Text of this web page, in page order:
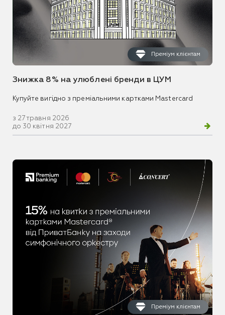
Преміум клієнтам
Знижка 8% на улюблені бренди в ЦУМ
Купуйте вигідно з преміальними картками Mastercard
з 27 травня 2026
до 30 квітня 2027
Преміум клієнтам